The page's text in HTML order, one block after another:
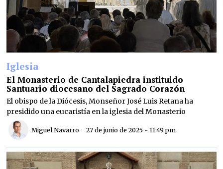
Iglesia
El Monasterio de Cantalapiedra instituido
Santuario diocesano del Sagrado Corazón
El obispo de la Diócesis, Monseñor José Luis Retana ha
presidido una eucaristía en la iglesia del Monasterio
Miguel Navarro 27 de junio de 2025 - 11:49 pm